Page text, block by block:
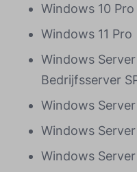
Windows 10 Pro
Windows 11 Pro
Windows
Bedrijfsserver
Windows
Windows
Windows